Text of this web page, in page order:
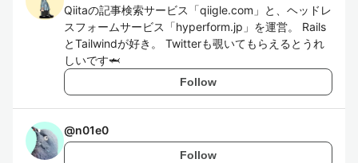
Qiitaの記事検索サービス「qiigle.com」と、ヘッドレ
スフォームサービス「hyperform.jp」を運営。 Rails
とTailwindが好き。 Twitterも覗いてもらえるとうれ
しいです🦈
Follow
@n01e0
Follow